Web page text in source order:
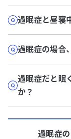
過眠症と昼寝
過眠症の場合
過眠症だと眠
か？
過眠症